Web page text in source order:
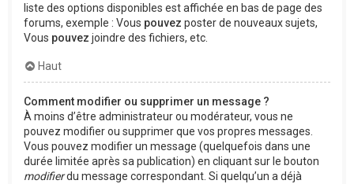
liste des options disponibles est affichée en bas de page des
forums, exemple : Vous pouvez poster de nouveaux sujets,
Vous pouvez joindre des fichiers, etc.
Haut
Comment modifier ou supprimer un message ?
À moins d’être administrateur ou modérateur, vous ne
pouvez modifier ou supprimer que vos propres messages.
Vous pouvez modifier un message (quelquefois dans une
durée limitée après sa publication) en cliquant sur le bouton
modifierdu message correspondant. Si quelqu’un a déjà